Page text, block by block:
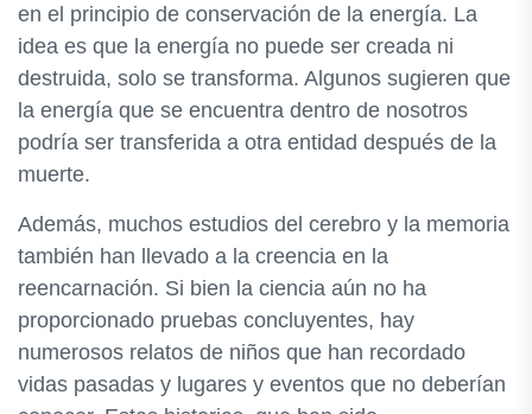
en el principio de conservación de la energía. La
idea es que la energía no puede ser creada ni
destruida, solo se transforma. Algunos sugieren que
la energía que se encuentra dentro de nosotros
podría ser transferida a otra entidad después de la
muerte.
Además, muchos estudios del cerebro y la memoria
también han llevado a la creencia en la
reencarnación. Si bien la ciencia aún no ha
proporcionado pruebas concluyentes, hay
numerosos relatos de niños que han recordado
vidas pasadas y lugares y eventos que no deberían